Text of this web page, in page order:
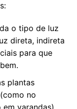
o tipo de luz
direta, indireta
para que
plantas
no